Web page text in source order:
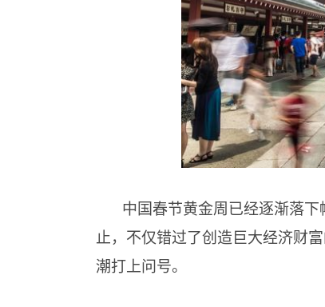
中国春节黄金周已经逐渐落
止，不仅错过了创造巨大经济财
潮打上问号。